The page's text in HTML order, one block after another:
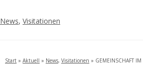
News, Visitationen
Start » Aktuell » News, Visitationen » GEMEINSCHAFT